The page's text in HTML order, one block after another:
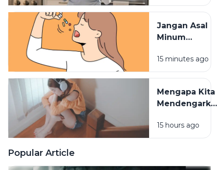
Tidak
Maksimal
Jangan Asal
Minum
Waktu
Konsumsinya
Berpengaruh
15 minutes ago
Mengapa Kita
Saat Hati
Sedang
15 hours ago
Popular Article